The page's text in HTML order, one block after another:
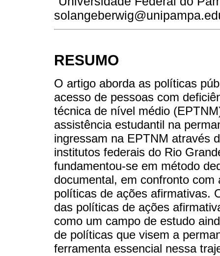
RESUMO
O artigo aborda as políticas
acesso de pessoas com
técnica de nível médio
assistência estudantil na
ingressam na EPTNM através
institutos federais do Rio
fundamentou-se em método
documental, em confronto
políticas de ações afirmativas.
das políticas de ações
como um campo de estudo
de políticas que visem a
ferramenta essencial nessa